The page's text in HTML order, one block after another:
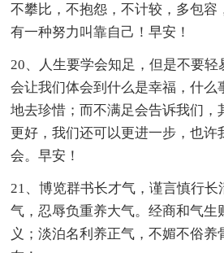
不攀比，不抱怨，不计较，多包容
有一种努力叫靠自己！早安！
20、人生要学会知足，但是不要轻
会让我们体会到什么是幸福，什么
地去珍惜；而不满足会告诉我们，
更好，我们还可以更进一步，也许
会。早安！
21、博览群书长才气，谨言慎行长
气，忍辱负重养大气。经商和气生
义；淡泊名利养正气，不媚不俗养